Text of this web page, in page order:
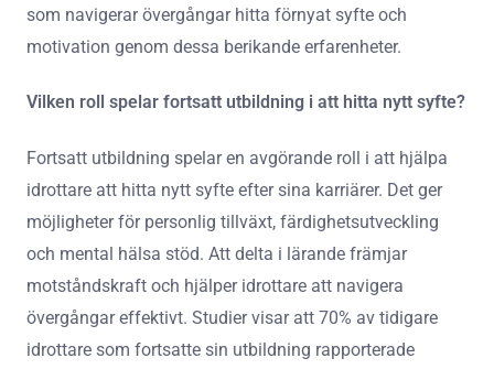
som navigerar övergångar hitta förnyat syfte och
motivation genom dessa berikande erfarenheter.
Vilken roll spelar fortsatt utbildning i att hitta nytt syfte?
Fortsatt utbildning spelar en avgörande roll i att hjälpa
idrottare att hitta nytt syfte efter sina karriärer. Det ger
möjligheter för personlig tillväxt, färdighetsutveckling
och mental hälsa stöd. Att delta i lärande främjar
motståndskraft och hjälper idrottare att navigera
övergångar effektivt. Studier visar att 70% av tidigare
idrottare som fortsatte sin utbildning rapporterade